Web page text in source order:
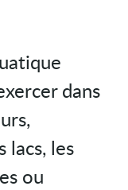
dans
lacs, les
ou